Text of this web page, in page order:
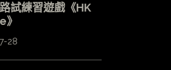
試練習遊戲《HK
28